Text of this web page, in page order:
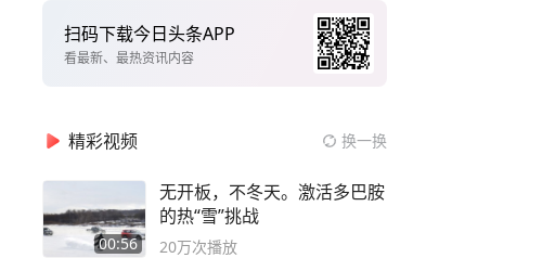
扫码下载今日头条APP
看最新、最热资讯内容
精彩视频 换一换
00:56
无开板，不冬天。激活多巴胺
的热“雪”挑战
20万次播放